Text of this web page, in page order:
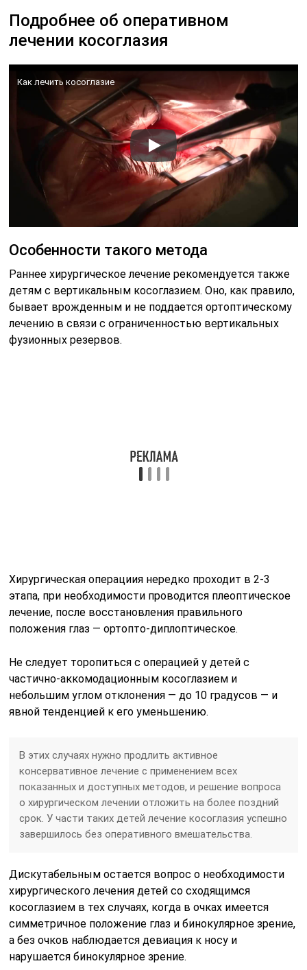
Подробнее об оперативном
лечении косоглазия
Как лечить косоглазие
Особенности такого метода
Раннее хирургическое лечение рекомендуется также
детям с вертикальным косоглазием. Оно, как правило,
бывает врожденным и не поддается ортоптическому
лечению в связи с ограниченностью вертикальных
фузионных резервов.
Хирургическая операциия нередко проходит в 2-3
этапа, при необходимости проводится плеоптическое
лечение, после восстановления правильного
положения глаз — ортопто-диплоптическое.
Не следует торопиться с операцией у детей с
частично-аккомодационным косоглазием и
небольшим углом отклонения — до 10 градусов — и
явной тенденцией к его уменьшению.
В этих случаях нужно продлить активное
консервативное лечение с применением всех
показанных и доступных методов, и решение вопроса
о хирургическом лечении отложить на более поздний
срок. У части таких детей лечение косоглазия успешно
завершилось без оперативного вмешательства.
Дискутабельным остается вопрос о необходимости
хирургического лечения детей со сходящимся
косоглазием в тех случаях, когда в очках имеется
симметричное положение глаз и бинокулярное зрение,
а без очков наблюдается девиация к носу и
нарушается бинокулярное зрение.